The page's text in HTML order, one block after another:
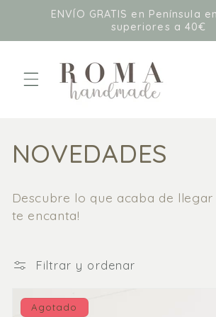
directamenteENVÍO GRATIS en Península
superiores a 40€
C
l
c
NOVEDADES
Descubre lo que acaba de llegar
te encanta!
Filtrar y ordenar
Agotado